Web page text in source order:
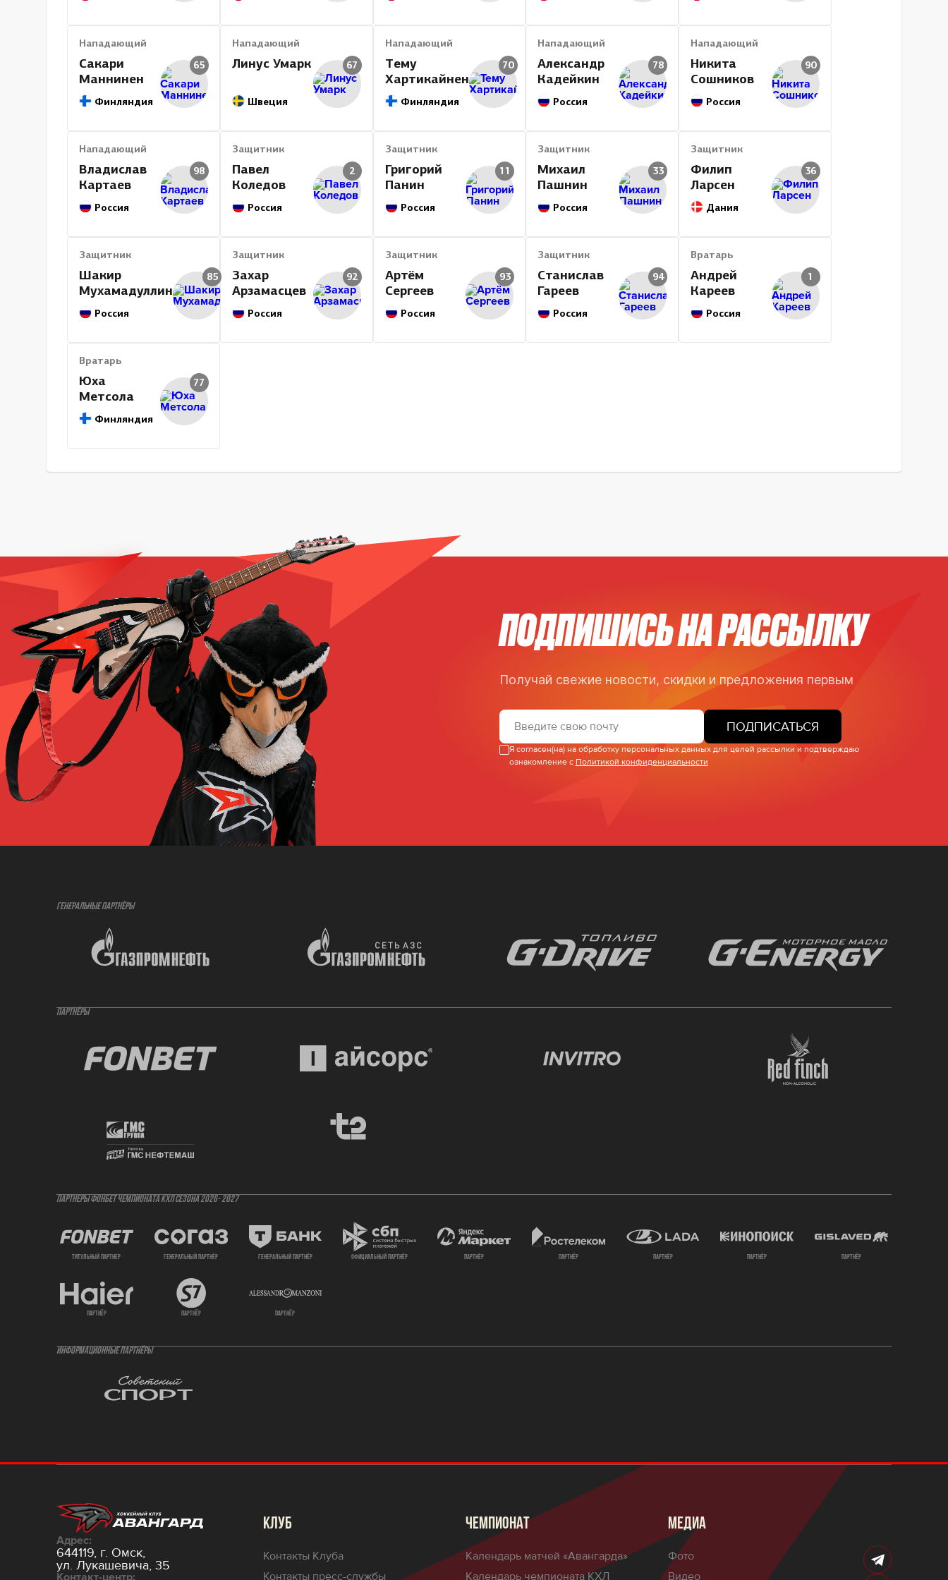
Итог 512 50 122 172 0 301 711 7
Нападающий
Сакари
Маннинен
Финляндия
65
Нападающий
Линус Умарк
Швеция
67
Нападающий
Тему
Хартикайнен
Финляндия
70
Нападающий
Александр
Кадейкин
Россия
78
Нападающий
Никита
Сошников
Россия
90
Нападающий
Владислав
Картаев
Россия
98
Защитник
Павел
Коледов
Россия
2
Защитник
Григорий
Панин
Россия
11
Защитник
Михаил
Пашнин
Россия
33
Защитник
Филип
Ларсен
Дания
36
Защитник
Шакир
Мухамадуллин
Россия
85
Защитник
Захар
Арзамасцев
Россия
92
Защитник
Артём
Сергеев
Россия
93
Защитник
Станислав
Гареев
Россия
94
Вратарь
Андрей
Кареев
Россия
1
Вратарь
Юха
Метсола
Финляндия
77
ПОДПИШИСЬ НА РАССЫЛКУ
Получай свежие новости, скидки и предложения первым
ПОДПИСАТЬСЯ
Я согласен(на) на обработку персональных данных для целей рассылки и подтверждаю
ознакомление с Политикой конфиденциальности
ГЕНЕРАЛЬНЫЕ ПАРТНЁРЫ
ПАРТНЁРЫ
ПАРТНЕРЫ ФОНБЕТ ЧЕМПИОНАТА КХЛ СЕЗОНА 2026- 2027
титульный партнер генеральный партнёр генеральный партнёр официальный партнёр партнёр партнёр партнёр партнёр партнёр
партнёр партнёр партнёр
ИНФОРМАЦИОННЫЕ ПАРТНЁРЫ
Адрес:
644119, г. Омск,
ул. Лукашевича, 35
Контакт-центр:
КЛУБ
Контакты Клуба
Контакты пресс-службы
ЧЕМПИОНАТ
Календарь матчей «Авангарда»
Календарь чемпионата КХЛ
МЕДИА
Фото
Видео